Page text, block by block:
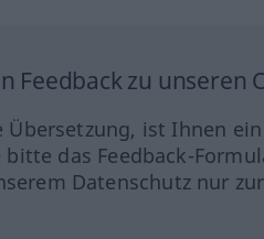
Feedback zu unseren
Übersetzung, ist Ihnen
bitte das Feedback-
Datenschutz nur